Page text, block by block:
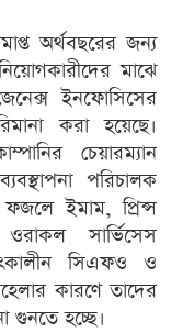
অর্থবছরের জন্য
মাঝে
ইনফোসিসের
করা হয়েছে।
চেয়ারম্যান
পরিচালক
ইমাম, প্রিন্স
সার্ভিসেস
সিএফও ও
কারণে তাদের
গুনতে হচ্ছে।